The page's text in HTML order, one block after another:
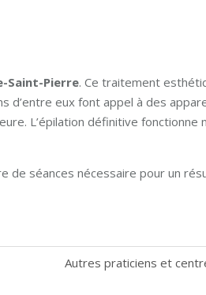
Saint-Pierre. Ce traitement
eux font appel à des
L’épilation définitive fonctionne
de séances nécessaire pour un
Autres praticiens et